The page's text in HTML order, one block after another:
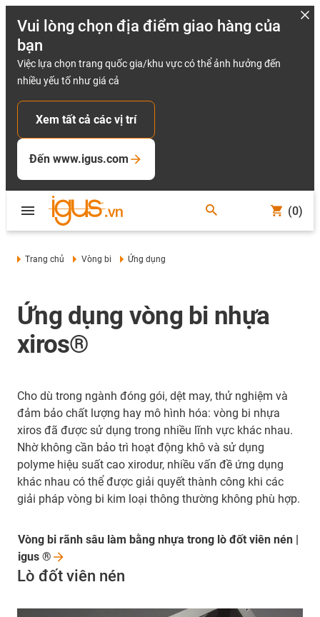
Vui lòng chọn địa điểm giao hàng của
bạn
Việc lựa chọn trang quốc gia/khu vực có thể ảnh hưởng đến
nhiều yếu tố như giá cả
Xem tất cả các vị trí
Đến www.igus.com
(0)
Trang chủ Vòng bi Ứng dụng
Ứng dụng vòng bi nhựa
xiros®
Cho dù trong ngành đóng gói, dệt may, thử nghiệm và
đảm bảo chất lượng hay mô hình hóa: vòng bi nhựa
xiros đã được sử dụng trong nhiều lĩnh vực khác nhau.
Nhờ không cần bảo trì hoạt động khô và sử dụng
polyme hiệu suất cao xirodur, nhiều vấn đề ứng dụng
khác nhau có thể được giải quyết thành công khi các
giải pháp vòng bi kim loại thông thường không phù hợp.
Lò đốt viên nén
Vòng bi rãnh sâu làm bằng nhựa trong lò đốt viên nén |
igus ®